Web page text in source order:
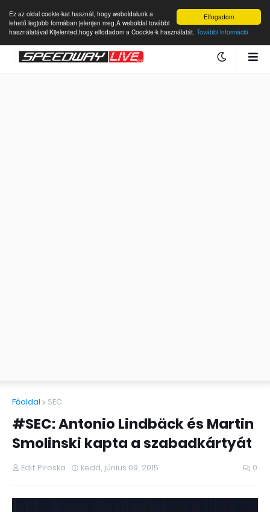
Elfogadom
Ez az oldal cookie-kat használ, hogy weboldalunk a
lehető legjobb formában jelenjen meg.A weboldal további
használatával Kijelented,hogy elfodadom a Coockie-k használatát. További információ
Főoldal SEC
#SEC: Antonio Lindbäck és Martin
Smolinski kapta a szabadkártyát
Edit Piroska kedd, június 09, 2015 0